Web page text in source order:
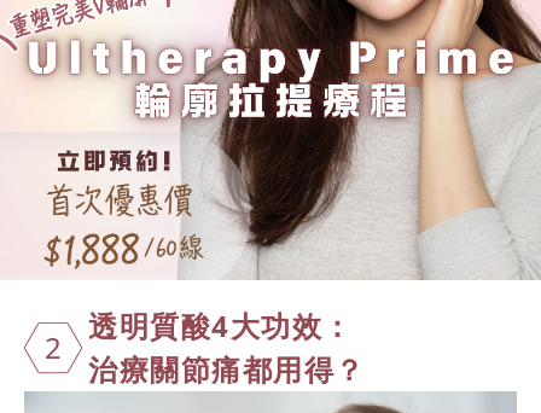
2
透明質酸4大功效：
治療關節痛都用得？